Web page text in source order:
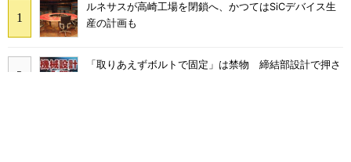
ルネサスが高崎工場を閉鎖へ、かつてはSiCデバイス生
産の計画も
「取りあえずボルトで固定」は禁物 締結部設計で押さ